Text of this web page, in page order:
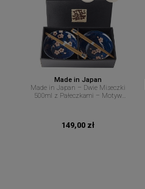
Made in Japan
Made in Japan – Dwie Miseczki
500ml z Pałeczkami – Motyw
149,00 zł